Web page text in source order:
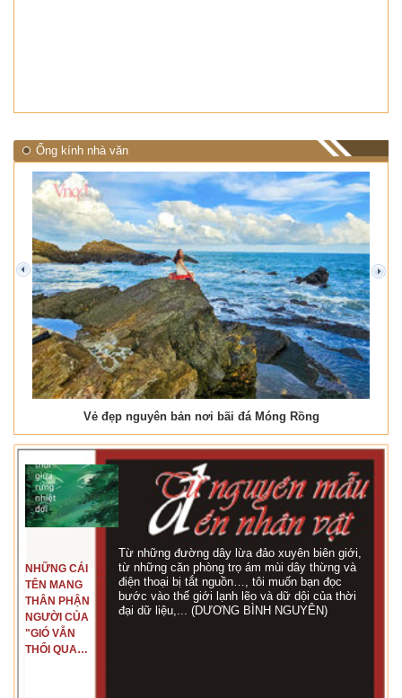
Ống kính nhà văn
Vẻ đẹp nguyên bản nơi bãi đá Móng Rồng
prev next
NHỮNG CÁI
TÊN MANG
THÂN PHẬN
NGƯỜI CỦA
"GIÓ VẪN
THỔI QUA
Từ những đường dây lừa đảo xuyên biên giới,
từ những căn phòng trọ ám mùi dây thừng và
điện thoại bị tắt nguồn…, tôi muốn bạn đọc
bước vào thế giới lạnh lẽo và dữ dội của thời
đại dữ liệu,... (DƯƠNG BÌNH NGUYÊN)